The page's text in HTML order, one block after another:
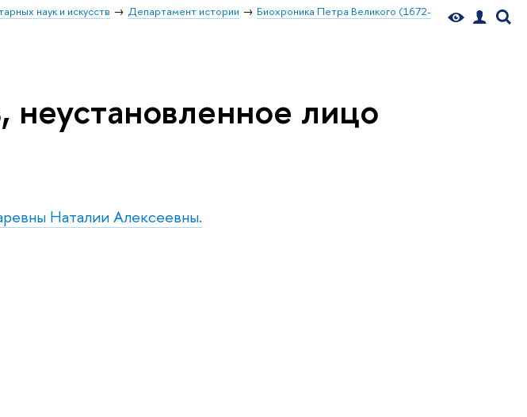
наук и искусств Департамент истории
Биохроника Петра Великого (1672-
неустановленное лицо
Наталии Алексеевны.